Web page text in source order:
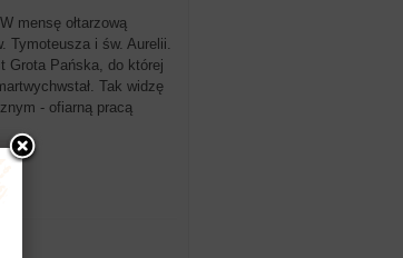
mensę ołtarzową
Tymoteusza i św. Aurelii.
Grota Pańska, do której
Tak widzę
- ofiarną pracą